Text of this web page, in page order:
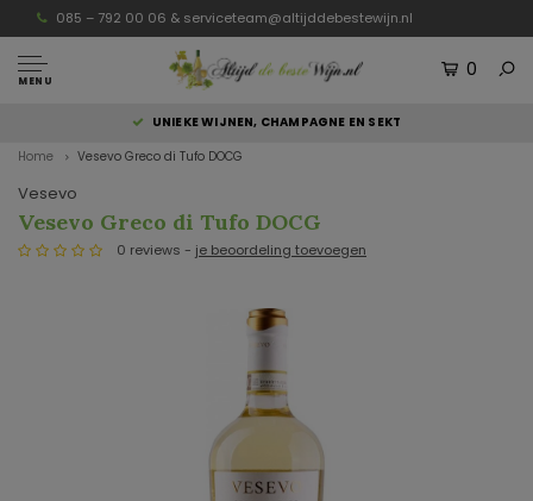
085 – 792 00 06 & serviceteam@altijddebestewijn.nl
MENU
0
UNIEKE WIJNEN, CHAMPAGNE EN SEKT
Home Vesevo Greco di Tufo DOCG
Vesevo
Vesevo Greco di Tufo DOCG
0 reviews - je beoordeling toevoegen